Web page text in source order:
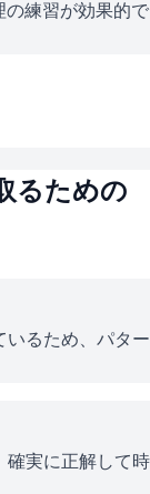
の練習が効果的で
るための
いるため、パター
確実に正解して時